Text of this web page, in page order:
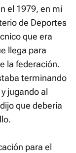
el 1979, en mi
de Deportes
que era
llega para
la federación.
terminando
jugando al
que debería
para el